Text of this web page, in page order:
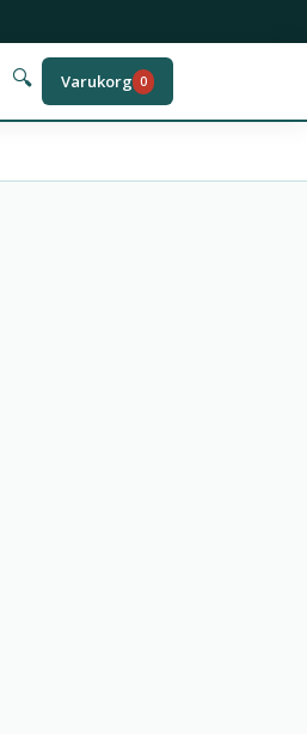
🔍 Varukorg 0